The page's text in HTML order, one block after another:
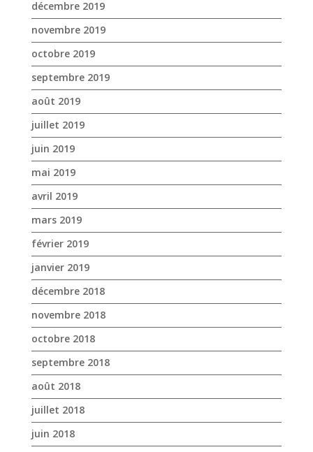
juillet 2019
juin 2019
mai 2019
avril 2019
mars 2019
février 2019
janvier 2019
décembre 2018
novembre 2018
octobre 2018
septembre 2018
août 2018
juillet 2018
juin 2018
mai 2018
avril 2018
mars 2018
février 2018
janvier 2018